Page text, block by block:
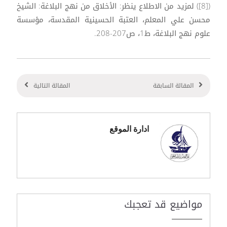
([8]) لمزيد من الاطلاع ينظر: الأخلاق من نهج البلاغة: الشيخ
محسن علي المعلم، العتبة الحسينية المقدسة، مؤسسة
علوم نهج البلاغة، ط1، ص207-208.
المقالة السابقة المقالة التالية
ادارة الموقع
مواضيع قد تعجبك